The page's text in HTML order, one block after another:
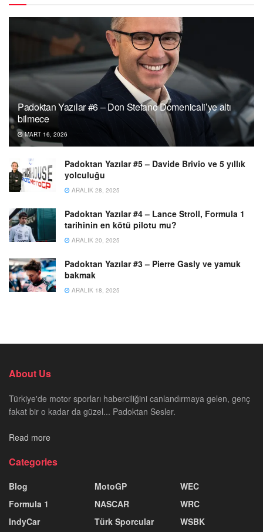
Padoktan Yazılar #6 – Don Stefano Domenicali’ye altı
bilmece
MART 16, 2026
Padoktan Yazılar #5 – Davide Brivio ve 5 yıllık
yolculuğu
ARALIK 28, 2025
Padoktan Yazılar #4 – Lance Stroll, Formula 1
tarihinin en kötü pilotu mu?
ARALIK 20, 2025
Padoktan Yazılar #3 – Pierre Gasly ve yamuk
bakmak
ARALIK 18, 2025
About Us
Türkiye'de motor sporları haberciliğini canlandırmaya gelen, genç
fakat bir o kadar da güzel... Padoktan Sesler.
Read more
Categories
Blog
Formula 1
IndyCar
MotoGP
NASCAR
Türk Sporcular
WEC
WRC
WSBK